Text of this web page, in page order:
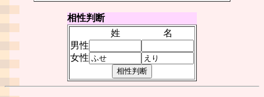
相性判断
姓
名
男性
女性